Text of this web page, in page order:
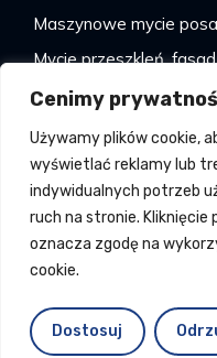
Cenimy
Używamy plików cookie,
wyświetlać reklamy lub
indywidualnych potrzeb
ruch na stronie.
oznacza zgodę na
cookie.
Dostosuj
Maszynowe mycie
Mycie przeszkleń,
Inne
KONTAKT:
Tel: +48507501833
Częstochowa i
COPYRIGHT 2026 I